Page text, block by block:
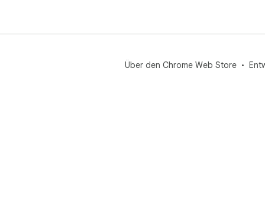
Über den Chrome Web Store